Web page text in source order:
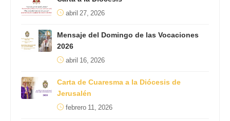
abril 27, 2026
Mensaje del Domingo de las Vocaciones
2026
abril 16, 2026
Carta de Cuaresma a la Diócesis de
Jerusalén
febrero 11, 2026